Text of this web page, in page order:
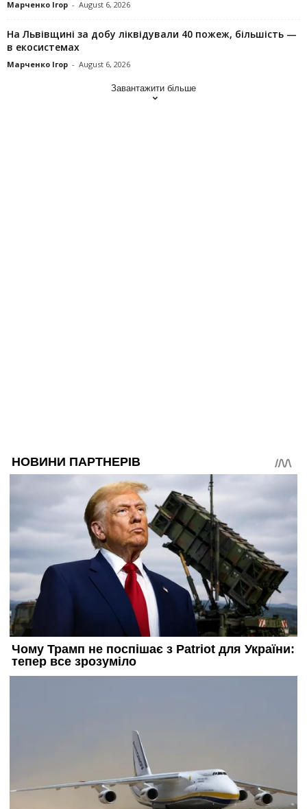
Марченко Ігор - August 6, 2026
На Львівщині за добу ліквідували 40 пожеж, більшість —
в екосистемах
Марченко Ігор - August 6, 2026
Завантажити більше